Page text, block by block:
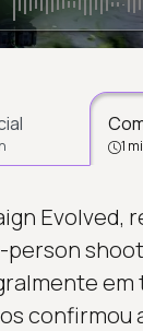
1
Evolved,
em
confirmou